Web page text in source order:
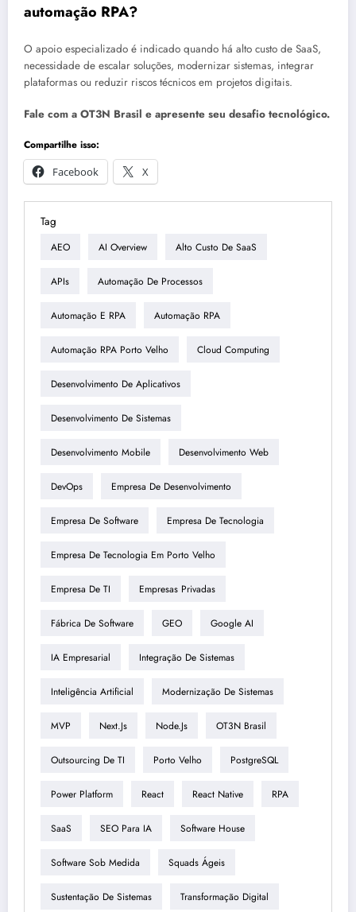
automação RPA?
O apoio especializado é indicado quando há alto custo de SaaS,
necessidade de escalar soluções, modernizar sistemas, integrar
plataformas ou reduzir riscos técnicos em projetos digitais.
Fale com a OT3N Brasil e apresente seu desafio tecnológico.
Compartilhe isso:
Facebook
X
Tag
AEO AI Overview Alto Custo De SaaS
APIs Automação De Processos
Automação E RPA Automação RPA
Automação RPA Porto Velho Cloud Computing
Desenvolvimento De Aplicativos
Desenvolvimento De Sistemas
Desenvolvimento Mobile Desenvolvimento Web
DevOps Empresa De Desenvolvimento
Empresa De Software Empresa De Tecnologia
Empresa De Tecnologia Em Porto Velho
Empresa De TI Empresas Privadas
Fábrica De Software GEO Google AI
IA Empresarial Integração De Sistemas
Inteligência Artificial Modernização De Sistemas
MVP Next.js Node.js OT3N Brasil
Outsourcing De TI Porto Velho PostgreSQL
Power Platform React React Native RPA
SaaS SEO Para IA Software House
Software Sob Medida Squads Ágeis
Sustentação De Sistemas Transformação Digital